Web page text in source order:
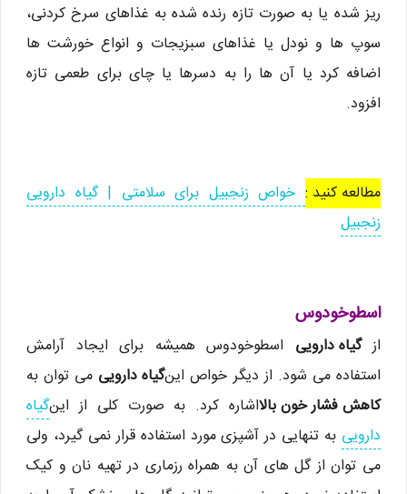
ریز شده یا به صورت تازه رنده شده به غذاهای سرخ کردنی،
سوپ ها و نودل یا غذاهای سبزیجات و انواع خورشت ها
اضافه کرد یا آن ها را به دسرها یا چای برای طعمی تازه
افزود.
مطالعه کنید : خواص زنجبیل برای سلامتی | گیاه دارویی
زنجبیل
اسطوخودوس
ازگیاه دارویی اسطوخودوس همیشه برای ایجاد آرامش
استفاده می شود. از دیگر خواص اینگیاه دارویی می توان به
کاهش فشار خون بالااشاره کرد. به صورت کلی از اینگیاه
دارویی به تنهایی در آشپزی مورد استفاده قرار نمی گیرد، ولی
می توان از گل های آن به همراه رزماری در تهیه نان و کیک